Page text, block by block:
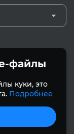
файлы
куки, это
Подробнее